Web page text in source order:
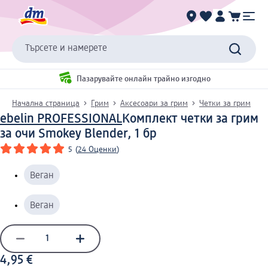
Търсете и намерете
Пазарувайте онлайн трайно изгодно
Начална страница Грим Аксесоари за грим Четки за грим
ebelin PROFESSIONALКомплект четки за грим
за очи Smokey Blender, 1 бр
5 (24 Оценки)
Веган
Веган
4,95 €